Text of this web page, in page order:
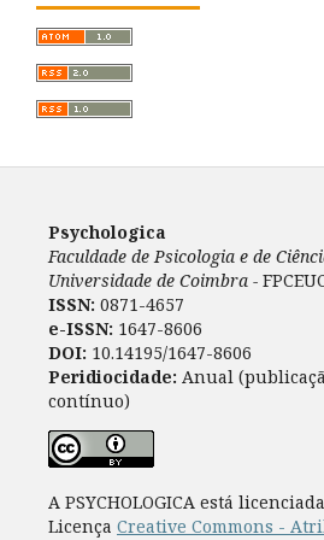
Psychologica
Faculdade de Psicologia e de
Universidade de Coimbra -
ISSN: 0871-4657
e-ISSN: 1647-8606
DOI: 10.14195/1647-8606
Peridiocidade: Anual
contínuo)
A PSYCHOLOGICA está
Licença Creative Commons -